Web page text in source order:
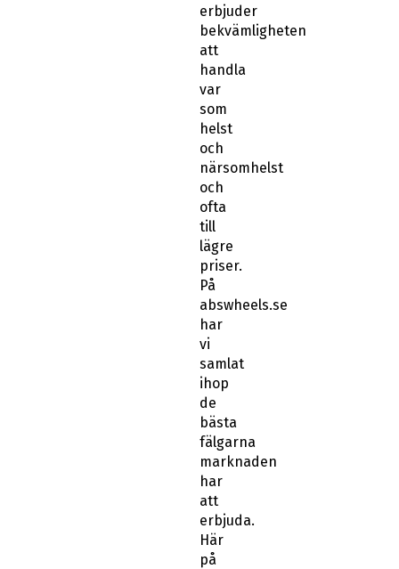
erbjuder
bekvämligheten
att
handla
var
som
helst
och
närsomhelst
och
ofta
till
lägre
priser.
På
abswheels.se
har
vi
samlat
ihop
de
bästa
fälgarna
marknaden
har
att
erbjuda.
Här
på